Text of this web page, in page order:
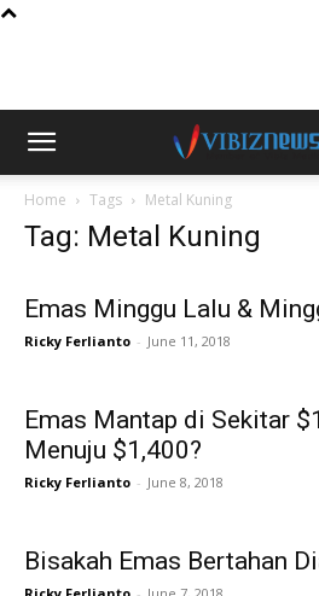
Home Tags Metal Kuning
Tag: Metal Kuning
Emas Minggu Lalu &
Ricky Ferlianto - June 11, 2018
Emas Mantap di Sekitar
Menuju $1,400?
Ricky Ferlianto - June 8, 2018
Bisakah Emas Bertahan